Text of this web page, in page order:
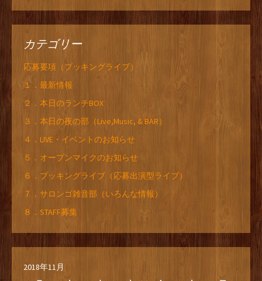
カテゴリー
応募要項（ブッキングライブ）
１．最新情報
２．本日のランチBOX
３．本日の夜の部（Live,Music, & BAR）
４．LIVE・イベントのお知らせ
５．オープンマイクのお知らせ
６．ブッキングライブ（応募出演型ライブ）
７．サロンゴ雑音部（いろんな情報）
８．STAFF募集
2018年11月